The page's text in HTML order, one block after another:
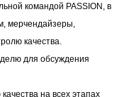
командой PASSION, в
мерчендайзеры,
качества.
для обсуждения
на всех этапах